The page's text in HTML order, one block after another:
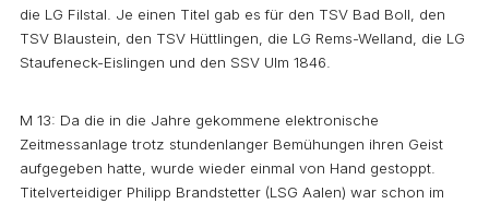
die LG Filstal. Je einen Titel gab es für den TSV Bad Boll, den
TSV Blaustein, den TSV Hüttlingen, die LG Rems-Welland, die LG
Staufeneck-Eislingen und den SSV Ulm 1846.
M 13: Da die in die Jahre gekommene elektronische
Zeitmessanlage trotz stundenlanger Bemühungen ihren Geist
aufgegeben hatte, wurde wieder einmal von Hand gestoppt.
Titelverteidiger Philipp Brandstetter (LSG Aalen) war schon im